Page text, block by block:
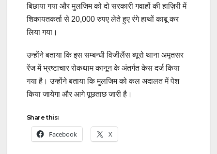
बिछाया गया और मुलजिम को दो सरकारी गवाहों की हाज़िरी में
शिकायतकर्ता से 20,000 रुपए लेते हुए रंगे हाथों काबू कर
लिया गया।
उन्होंने बताया कि इस सम्बन्धी विजीलैंस ब्यूरो थाना अमृतसर
रेंज में भ्रष्टाचार रोकथाम कानून के अंतर्गत केस दर्ज किया
गया है। उन्होंने बताया कि मुलजिम को कल अदालत में पेश
किया जायेगा और आगे पूछताछ जारी है।
Share this:
Facebook X